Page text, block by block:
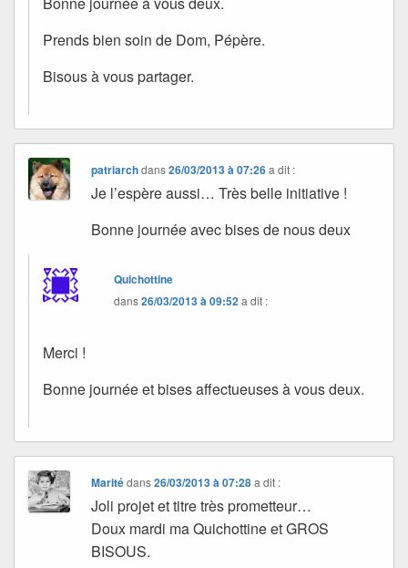
Prends bien soin de Dom, Pépère.
Bisous à vous partager.
patriarchdans26/03/2013 à 07:26 a dit :
Je l’espère aussi… Très belle initiative !
Bonne journée avec bises de nous deux
Quichottine
dans26/03/2013 à 09:52a dit :
Merci !
Bonne journée et bises affectueuses à vous deux.
Maritédans26/03/2013 à 07:28 a dit :
Joli projet et titre très prometteur…
Doux mardi ma Quichottine et GROS
BISOUS.